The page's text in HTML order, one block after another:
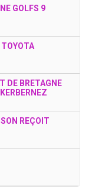
GOLFS 9
DE BRETAGNE
REÇOIT